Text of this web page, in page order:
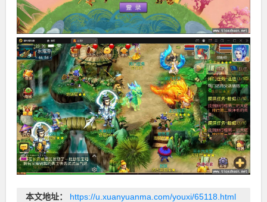
本文地址：
https://u.xuanyuanma.com/youxi/65118.html